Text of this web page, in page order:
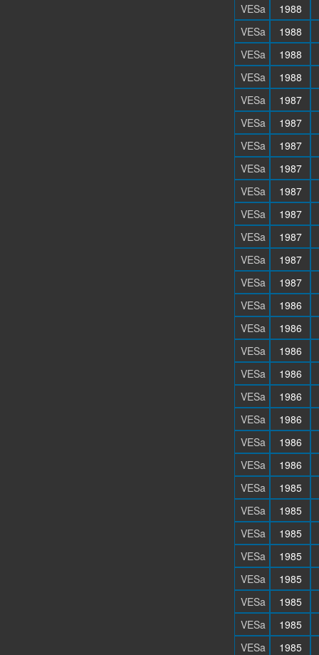
VESa
1988
VESa
1988
VESa
1988
VESa
1988
VESa
1987
VESa
1987
VESa
1987
VESa
1987
VESa
1987
VESa
1987
VESa
1987
VESa
1987
VESa
1987
VESa
1986
VESa
1986
VESa
1986
VESa
1986
VESa
1986
VESa
1986
VESa
1986
VESa
1986
VESa
1985
VESa
1985
VESa
1985
VESa
1985
VESa
1985
VESa
1985
VESa
1985
VESa
1985